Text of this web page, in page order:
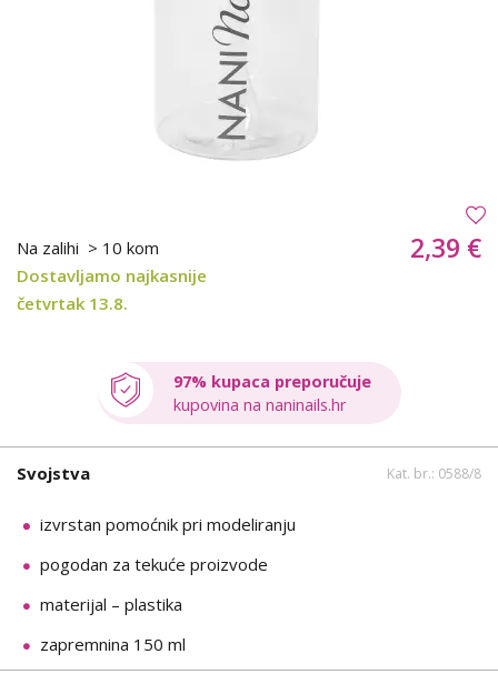
Na zalihi > 10 kom
Dostavljamo najkasnije
četvrtak 13.8.
2,39 €
97% kupaca preporučuje
kupovina na naninails.hr
Svojstva Kat. br.: 0588/8
izvrstan pomoćnik pri modeliranju
pogodan za tekuće proizvode
materijal – plastika
zapremnina 150 ml